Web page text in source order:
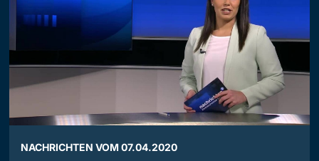
NACHRICHTEN VOM 07.04.2020